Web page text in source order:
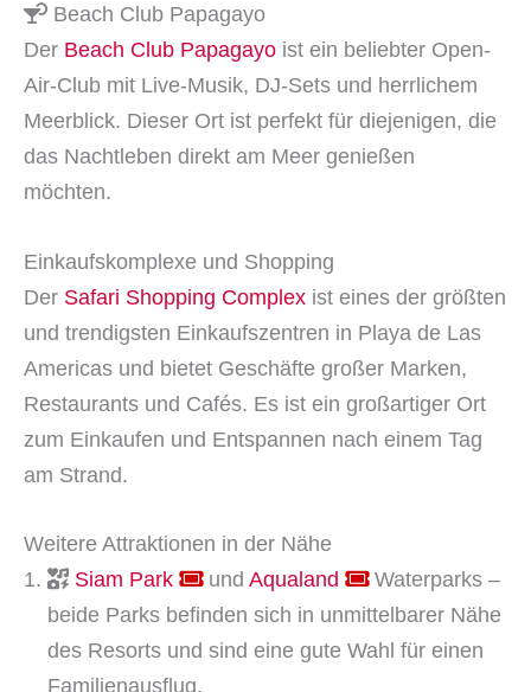
Beach Club Papagayo
Der Beach Club Papagayo ist ein beliebter Open-
Air-Club mit Live-Musik, DJ-Sets und herrlichem
Meerblick. Dieser Ort ist perfekt für diejenigen, die
das Nachtleben direkt am Meer genießen
möchten.
Einkaufskomplexe und Shopping
Der Safari Shopping Complex ist eines der größten
und trendigsten Einkaufszentren in Playa de Las
Americas und bietet Geschäfte großer Marken,
Restaurants und Cafés. Es ist ein großartiger Ort
zum Einkaufen und Entspannen nach einem Tag
am Strand.
Weitere Attraktionen in der Nähe
Siam Park
und Aqualand
Waterparks –
beide Parks befinden sich in unmittelbarer Nähe
des Resorts und sind eine gute Wahl für einen
Familienausflug.